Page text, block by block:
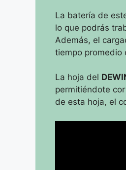
La batería de
lo que podrás
Además, el
tiempo promedio
La hoja del
permitiéndote
de esta hoja, el